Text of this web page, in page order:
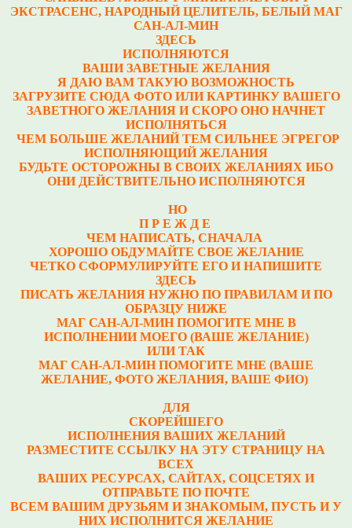
ЭКСТРАСЕНС, НАРОДНЫЙ ЦЕЛИТЕЛЬ, БЕЛЫЙ МАГ
САН-АЛ-МИН
ЗДЕСЬ
ИСПОЛНЯЮТСЯ
ВАШИ ЗАВЕТНЫЕ ЖЕЛАНИЯ
Я ДАЮ ВАМ ТАКУЮ ВОЗМОЖНОСТЬ
ЗАГРУЗИТЕ СЮДА ФОТО ИЛИ КАРТИНКУ ВАШЕГО
ЗАВЕТНОГО ЖЕЛАНИЯ И СКОРО ОНО НАЧНЕТ
ИСПОЛНЯТЬСЯ
ЧЕМ БОЛЬШЕ ЖЕЛАНИЙ ТЕМ СИЛЬНЕЕ ЭГРЕГОР
ИСПОЛНЯЮЩИЙ ЖЕЛАНИЯ
БУДЬТЕ ОСТОРОЖНЫ В СВОИХ ЖЕЛАНИЯХ ИБО
ОНИ ДЕЙСТВИТЕЛЬНО ИСПОЛНЯЮТСЯ
НО
П Р Е Ж Д Е
ЧЕМ НАПИСАТЬ, СНАЧАЛА
ХОРОШО ОБДУМАЙТЕ СВОЕ ЖЕЛАНИЕ
ЧЕТКО СФОРМУЛИРУЙТЕ ЕГО И НАПИШИТЕ
ЗДЕСЬ
ПИСАТЬ ЖЕЛАНИЯ НУЖНО ПО ПРАВИЛАМ И ПО
ОБРАЗЦУ НИЖЕ
МАГ САН-АЛ-МИН ПОМОГИТЕ МНЕ В
ИСПОЛНЕНИИ МОЕГО (ВАШЕ ЖЕЛАНИЕ)
ИЛИ ТАК
МАГ САН-АЛ-МИН ПОМОГИТЕ МНЕ (ВАШЕ
ЖЕЛАНИЕ, ФОТО ЖЕЛАНИЯ, ВАШЕ ФИО)
ДЛЯ
СКОРЕЙШЕГО
ИСПОЛНЕНИЯ ВАШИХ ЖЕЛАНИЙ
РАЗМЕСТИТЕ ССЫЛКУ НА ЭТУ СТРАНИЦУ НА
ВСЕХ
ВАШИХ РЕСУРСАХ, САЙТАХ, СОЦСЕТЯХ И
ОТПРАВЬТЕ ПО ПОЧТЕ
ВСЕМ ВАШИМ ДРУЗЬЯМ И ЗНАКОМЫМ, ПУСТЬ И У
НИХ ИСПОЛНИТСЯ ЖЕЛАНИЕ